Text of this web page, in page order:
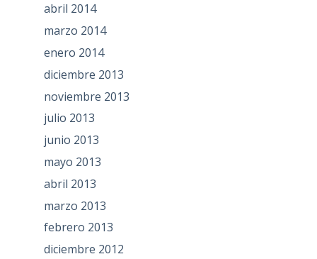
abril 2014
marzo 2014
enero 2014
diciembre 2013
noviembre 2013
julio 2013
junio 2013
mayo 2013
abril 2013
marzo 2013
febrero 2013
diciembre 2012